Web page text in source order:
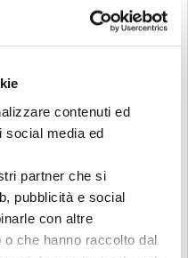
contenuti ed
social media ed
partner che si
pubblicità e social
con altre
che hanno raccolto dal
GIGA in
200 SMS
al mese
più